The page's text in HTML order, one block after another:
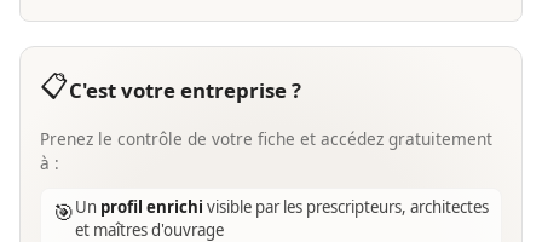
📋C'est votre entreprise ?
Prenez le contrôle de votre fiche et accédez gratuitement
à :
🎯Un profil enrichi visible par les prescripteurs, architectes
et maîtres d'ouvrage